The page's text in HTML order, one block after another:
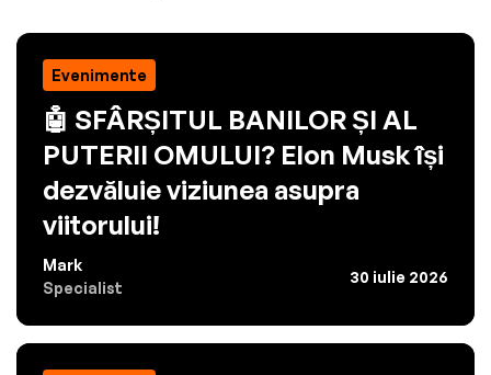
Evenimente
🤖 SFÂRȘITUL BANILOR ȘI AL
PUTERII OMULUI? Elon Musk își
dezvăluie viziunea asupra
viitorului!
Mark
Specialist
30 iulie 2026